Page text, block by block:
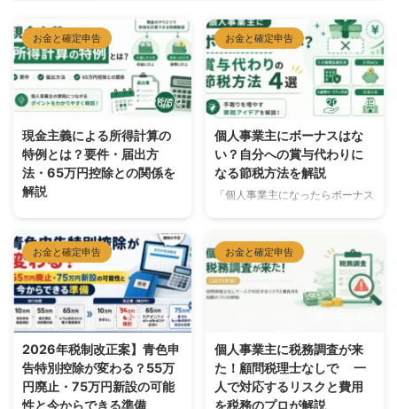
お金と確定申告
2026/6/2
現金主義による所得計算の
特例とは？要件・届出方
法・65万円控除との関係を
解説
例」とは、一定の小規模事業者
が、収入や経費を「実際にお金が
動いた時点」で計上できる特例で
す。通常の発生主義（取引が発生
した時点で計上する方法）よりも
記帳が簡単になるのがメリットで
青色申告特別控除が最大10万円
までに制限されるなど、知らずに
選ぶと損をするポイントもありま
お金と確定申告
2026/5/19
個人事業主にボーナスはな
い？自分への賞与代わりに
なる節税方法を解説
「個人事業主になったらボーナス
言うと、個人事業主が自分自身に
ボーナス（賞与）を支給すること
はできません。個人事業主には給
与・賞与の概念がなく、事業の利
になる方法はあります。この記事
では、個人事業主がボーナスを出
せない理由と、賞与代わりに使え
お金と確定申告
2026/4/21
2026年税制改正案】青色申
告特別控除が変わる？55万
円廃止・75万円新設の可能
性と今からできる準備
お金と確定申告
個人事業主に税務調査が来
た！顧問税理士なしで 一
人で対応するリスクと費用
を税務のプロが解説